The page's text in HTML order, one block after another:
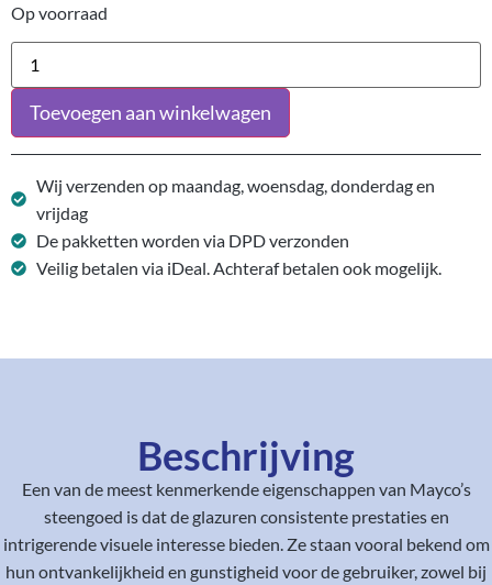
Op voorraad
Toevoegen aan winkelwagen
Wij verzenden op maandag, woensdag, donderdag en
vrijdag
De pakketten worden via DPD verzonden
Veilig betalen via iDeal. Achteraf betalen ook mogelijk.
Beschrijving
Een van de meest kenmerkende eigenschappen van Mayco’s
steengoed is dat de glazuren consistente prestaties en
intrigerende visuele interesse bieden. Ze staan vooral bekend om
hun ontvankelijkheid en gunstigheid voor de gebruiker, zowel bij